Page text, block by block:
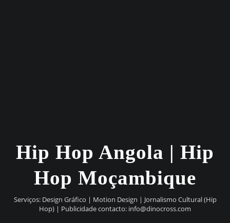
Hip Hop Angola | Hip
Hop Moçambique
Serviços: Design Gráfico | Motion Design | Jornalismo Cultural (Hip
Hop) | Publicidade contacto: info@dinocross.com